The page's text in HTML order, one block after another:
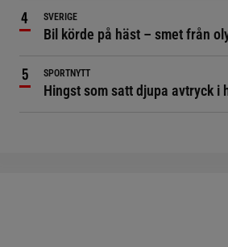
SVERIGE
Bil körde på häst – smet från
SPORTNYTT
Hingst som satt djupa avtryck i